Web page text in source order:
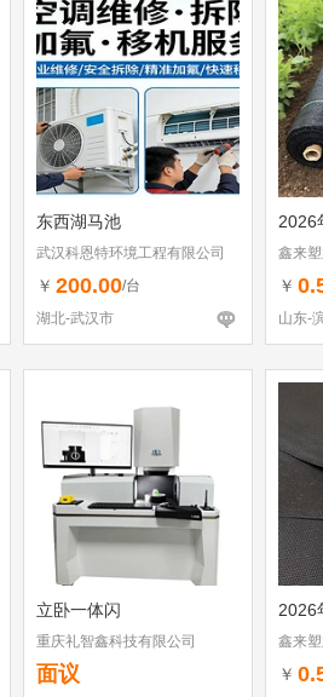
东西湖马池
武汉科恩特环境工程有限公司
￥ 200.00/台
湖北-武汉市
2026
鑫来
￥
山东-
立卧一体闪
重庆礼智鑫科技有限公司
面议
2026
鑫来
￥